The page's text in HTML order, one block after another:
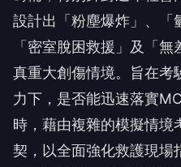
設計出「粉塵爆炸」、「
「密室脫困救援」及「
真重大創傷情境。旨在考
力下，是否能迅速落實
時，藉由複雜的模擬情境
契，以全面強化救護現場